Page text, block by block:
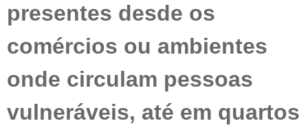
presentes desde os
comércios ou ambientes
onde circulam pessoas
vulneráveis, até em quartos